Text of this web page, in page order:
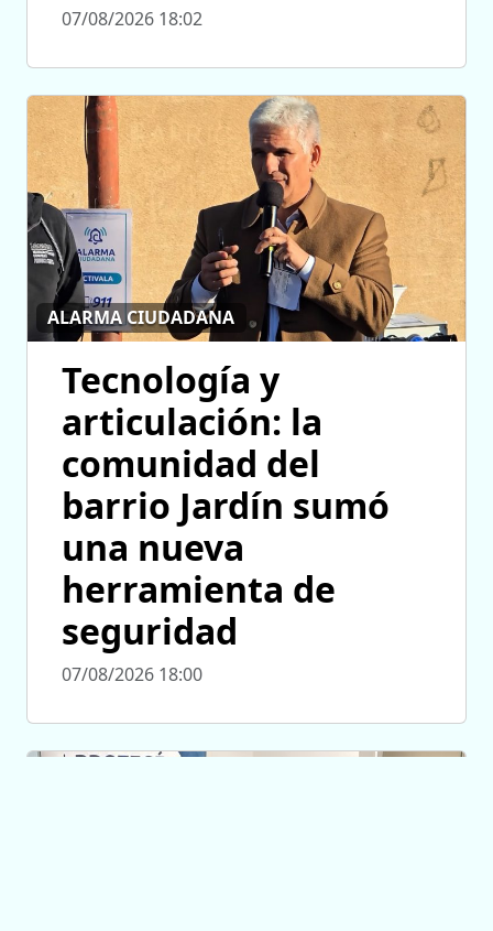
07/08/2026 18:02
ALARMA CIUDADANA
Tecnología y
articulación: la
comunidad del
barrio Jardín sumó
una nueva
herramienta de
seguridad
07/08/2026 18:00